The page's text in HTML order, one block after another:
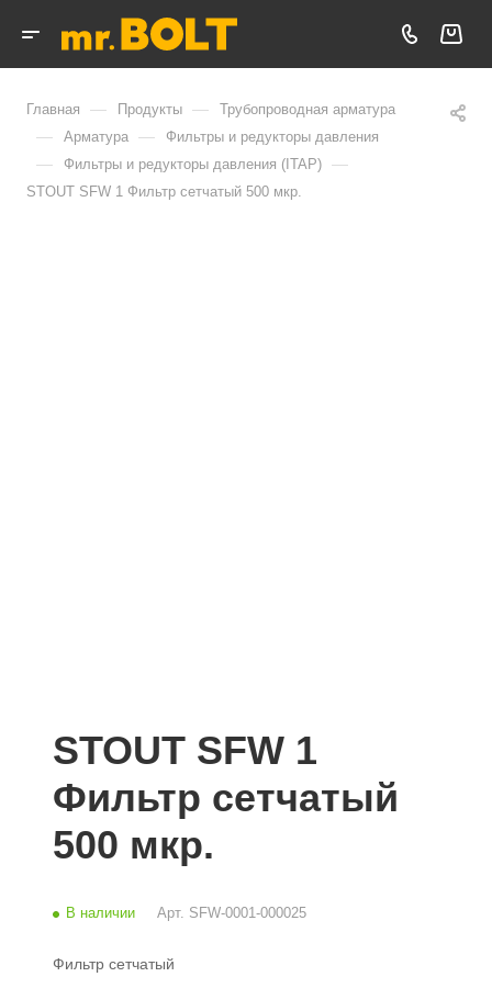
Главная — Продукты — Трубопроводная арматура
— Арматура — Фильтры и редукторы давления
— Фильтры и редукторы давления (ITAP) —
STOUT SFW 1 Фильтр сетчатый 500 мкр.
STOUT SFW 1
Фильтр сетчатый
500 мкр.
В наличии Арт. SFW-0001-000025
Фильтр сетчатый